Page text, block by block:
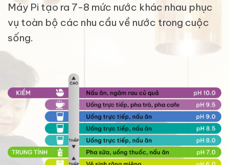
Máy Pi tạo ra 7-8 mức nước khác nhau phục
vụ toàn bộ các nhu cầu về nước trong cuộc
sống.